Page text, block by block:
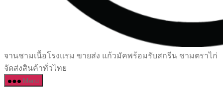
เซรามิค
ครบ
ครัน
จานชามเนื้อโรงแรม ขายส่ง แก้วมัคพร้อมรับสกรีน ชามตราไก่
จัดส่งสินค้าทั่วไทย
Menu